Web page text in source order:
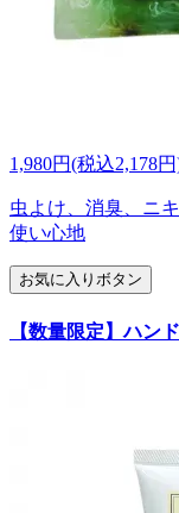
1,980円(税込2,178
虫よけ、消臭、ニ
使い心地
お気に入りボタン
【数量限定】ハ